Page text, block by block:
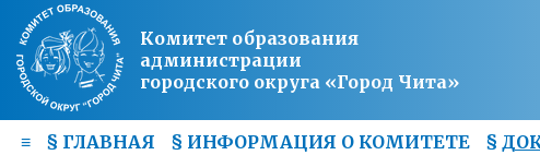
Комитет образования
администрации
городского округа «Город Чита»
≡ § ГЛАВНАЯ § ИНФОРМАЦИЯ О КОМИТЕТЕ §